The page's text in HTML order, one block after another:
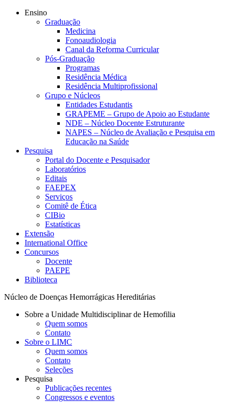
Ensino
Graduação
Medicina
Fonoaudiologia
Canal da Reforma Curricular
Pós-Graduação
Programas
Residência Médica
Residência Multiprofissional
Grupo e Núcleos
Entidades Estudantis
GRAPEME – Grupo de Apoio ao Estudante
NDE – Núcleo Docente Estruturante
NAPES – Núcleo de Avaliação e Pesquisa em
Educação na Saúde
Pesquisa
Portal do Docente e Pesquisador
Laboratórios
Editais
FAEPEX
Serviços
Comitê de Ética
CIBio
Estatísticas
Extensão
International Office
Concursos
Docente
PAEPE
Biblioteca
Núcleo de Doenças Hemorrágicas Hereditárias
Sobre a Unidade Multidisciplinar de Hemofilia
Quem somos
Contato
Sobre o LIMC
Quem somos
Contato
Seleções
Pesquisa
Publicações recentes
Congressos e eventos